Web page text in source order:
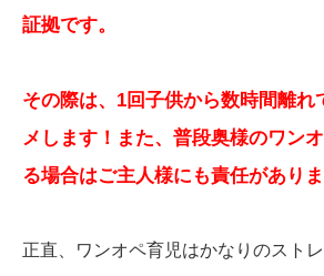
証拠です。
その際は、1回子供から数時間離れ
メします！また、普段奥様のワン
る場合はご主人様にも責任がありま
正直、ワンオペ育児はかなりのスト